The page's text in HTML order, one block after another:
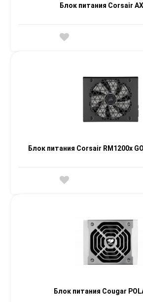
Блок питания Corsair
Блок питания Corsair RM1200x
Блок питания Cougar